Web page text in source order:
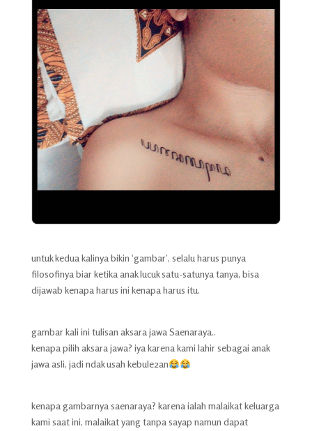
untuk kedua kalinya bikin ‘gambar’, selalu harus punya
filosofinya biar ketika anak lucuk satu-satunya tanya, bisa
dijawab kenapa harus ini kenapa harus itu.
gambar kali ini tulisan aksara jawa Saenaraya..
kenapa pilih aksara jawa? iya karena kami lahir sebagai anak
jawa asli, jadi ndak usah kebule2an
kenapa gambarnya saenaraya? karena ialah malaikat keluarga
kami saat ini, malaikat yang tanpa sayap namun dapat